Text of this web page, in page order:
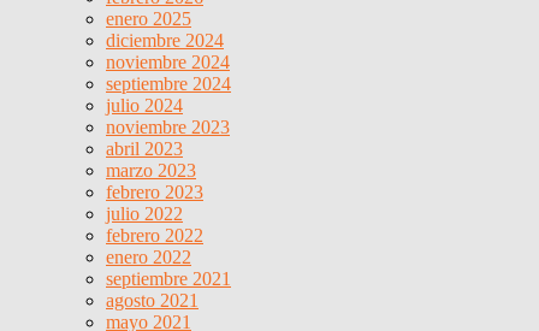
enero 2025
diciembre 2024
noviembre 2024
septiembre 2024
julio 2024
noviembre 2023
abril 2023
marzo 2023
febrero 2023
julio 2022
febrero 2022
enero 2022
septiembre 2021
agosto 2021
mayo 2021